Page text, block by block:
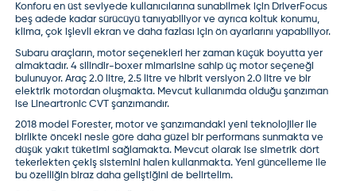
Konforu en üst seviyede kullanıcılarına sunabilmek için DriverFocus
beş adede kadar sürücüyü tanıyabiliyor ve ayrıca koltuk konumu,
klima, çok işlevli ekran ve daha fazlası için ön ayarlarını yapabiliyor.
Subaru araçların, motor seçenekleri her zaman küçük boyutta yer
almaktadır. 4 silindir-boxer mimarisine sahip üç motor seçeneği
bulunuyor. Araç 2.0 litre, 2.5 litre ve hibrit versiyon 2.0 litre ve bir
elektrik motordan oluşmakta. Mevcut kullanımda olduğu şanzıman
ise Lineartronic CVT şanzımandır.
2018 model Forester, motor ve şanzımandaki yeni teknolojiler ile
birlikte önceki nesle göre daha güzel bir performans sunmakta ve
düşük yakıt tüketimi sağlamakta. Mevcut olarak ise simetrik dört
tekerlekten çekiş sistemini halen kullanmakta. Yeni güncelleme ile
bu özelliğin biraz daha geliştiğini de belirtelim.